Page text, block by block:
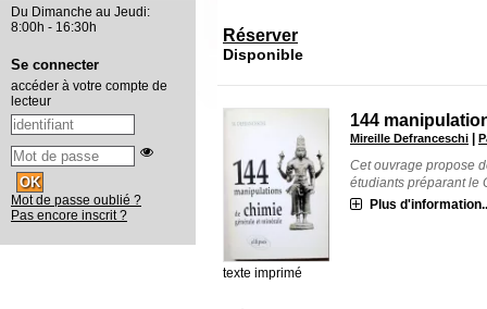
Réserver
Disponible
texte imprimé
144
Mireille Defranceschi |
Cet ouvrage propose
étudiants préparant le
Plus
Du Dimanche au Jeudi:
8:00h - 16:30h
Se connecter
accéder à votre compte de
lecteur
Mot de passe oublié ?
Pas encore inscrit ?